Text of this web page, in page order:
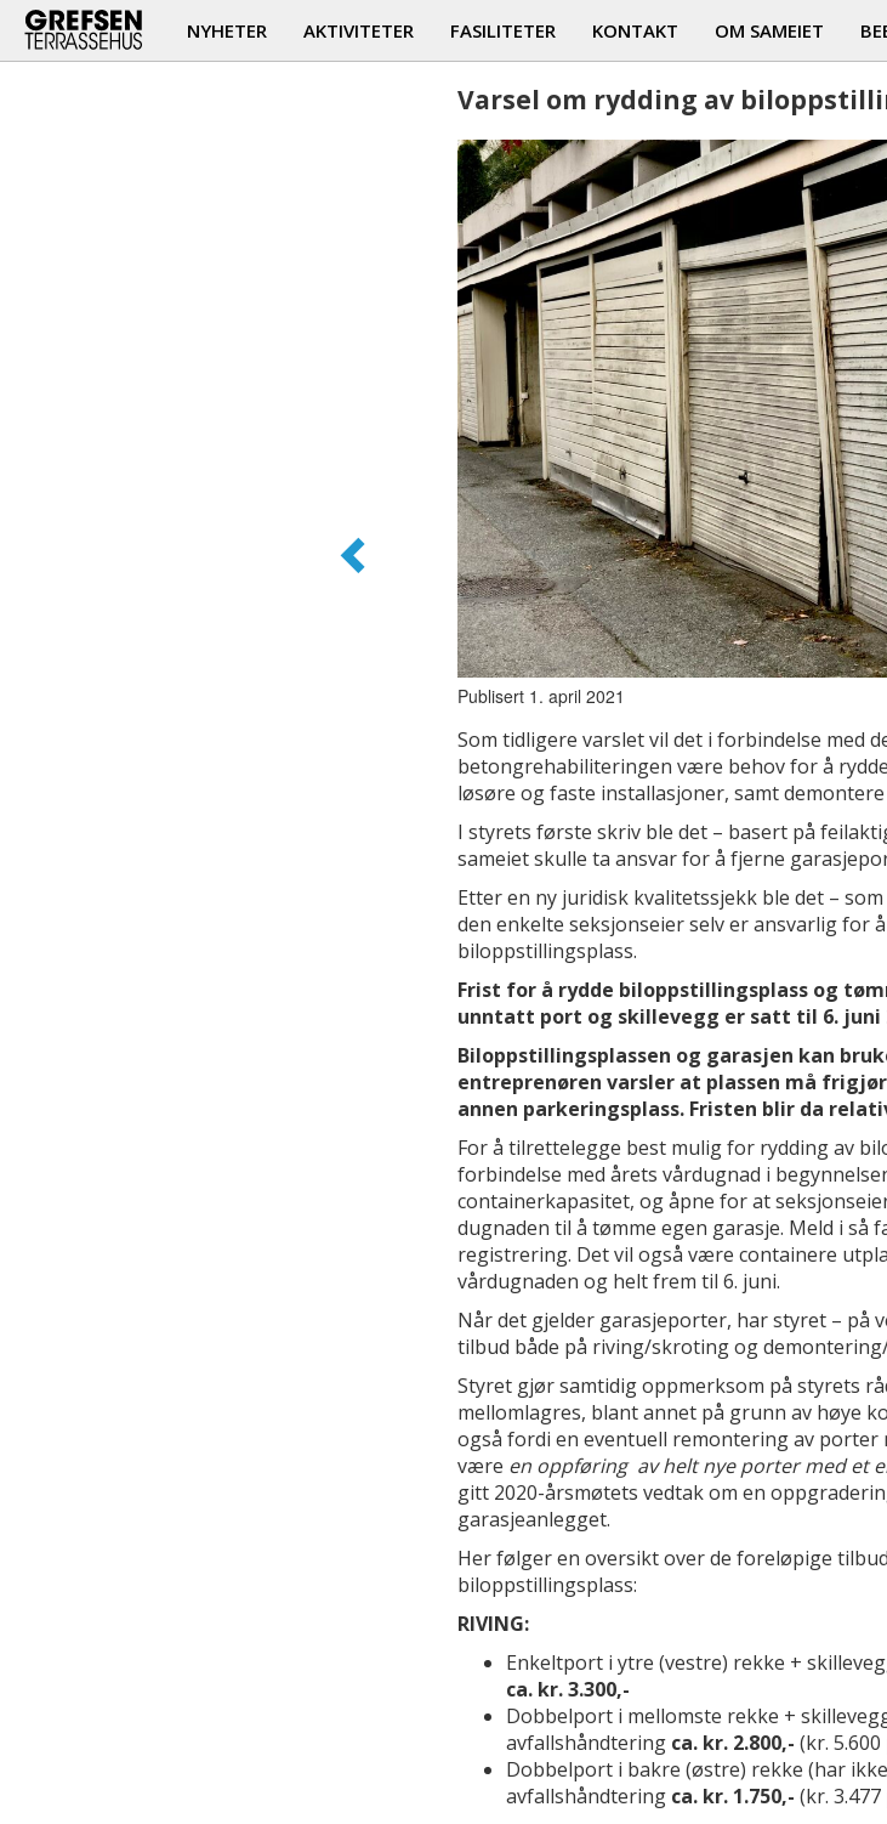
NYHETER AKTIVITETER FASILITETER KONTAKT OM SAMEIET
Varsel om rydding av
Publisert 1. april 2021
Som tidligere varslet vil det i forbindelse med
betongrehabiliteringen være behov for å
løsøre og faste installasjoner, samt
I styrets første skriv ble det – basert på
sameiet skulle ta ansvar for å fjerne
Etter en ny juridisk kvalitetssjekk ble det – som
den enkelte seksjonseier selv er ansvarlig for
biloppstillingsplass.
Frist for å rydde biloppstillingsplass og
unntatt port og skillevegg er satt til 6. juni
Biloppstillingsplassen og garasjen kan
entreprenøren varsler at plassen må
annen parkeringsplass. Fristen blir da
For å tilrettelegge best mulig for rydding av
forbindelse med årets vårdugnad i
containerkapasitet, og åpne for at
dugnaden til å tømme egen garasje. Meld i så
registrering. Det vil også være containere
vårdugnaden og helt frem til 6. juni.
Når det gjelder garasjeporter, har styret – på
tilbud både på riving/skroting og
Styret gjør samtidig oppmerksom på styrets
mellomlagres, blant annet på grunn av høye
også fordi en eventuell remontering av porter
være en oppføring av helt nye porter med et
gitt 2020-årsmøtets vedtak om en
garasjeanlegget.
Her følger en oversikt over de foreløpige
biloppstillingsplass:
RIVING:
Enkeltport i ytre (vestre) rekke +
ca. kr. 3.300,-
Dobbelport i mellomste rekke +
avfallshåndtering ca. kr. 2.800,- (kr.
Dobbelport i bakre (østre) rekke (har
avfallshåndtering ca. kr. 1.750,- (kr.